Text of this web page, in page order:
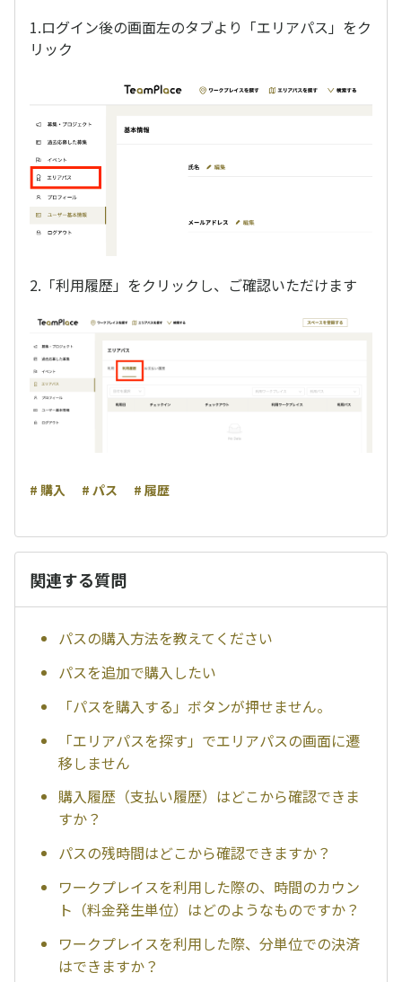
1.ログイン後の画面左のタブより「エリアパス」をク
リック
2.「利用履歴」をクリックし、ご確認いただけます
# 購入 # パス # 履歴
関連する質問
パスの購入方法を教えてください
パスを追加で購入したい
「パスを購入する」ボタンが押せません。
「エリアパスを探す」でエリアパスの画面に遷
移しません
購入履歴（支払い履歴）はどこから確認できま
すか？
パスの残時間はどこから確認できますか？
ワークプレイスを利用した際の、時間のカウン
ト（料金発生単位）はどのようなものですか？
ワークプレイスを利用した際、分単位での決済
はできますか？